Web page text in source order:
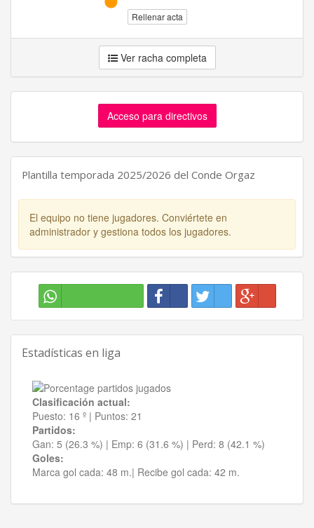
Rellenar acta
Ver racha completa
Acceso para directivos
Plantilla temporada 2025/2026 del Conde Orgaz
El equipo no tiene jugadores. Conviértete en
administrador y gestiona todos los jugadores.
Estadísticas en liga
Clasificación actual:
Puesto: 16 º | Puntos: 21
Partidos:
Gan: 5 (26.3 %) | Emp: 6 (31.6 %) | Perd: 8 (42.1 %)
Goles:
Marca gol cada: 48 m.| Recibe gol cada: 42 m.